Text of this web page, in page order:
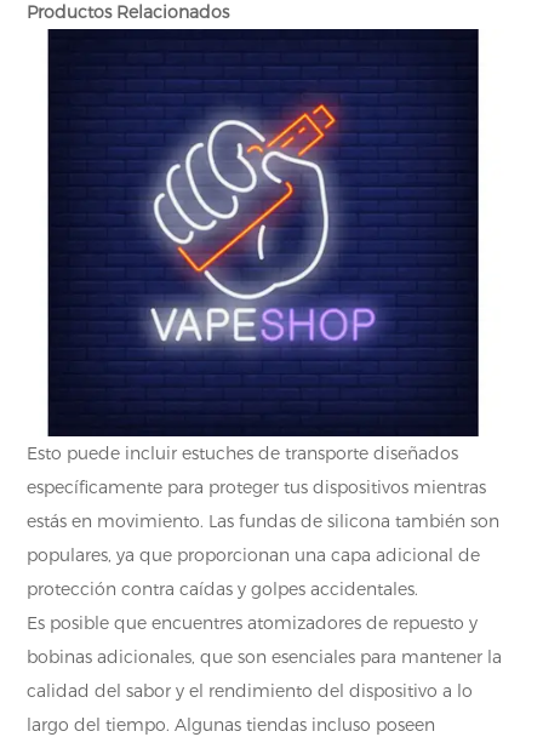
Productos Relacionados
Esto puede incluir estuches de transporte diseñados
específicamente para proteger tus dispositivos mientras
estás en movimiento. Las fundas de silicona también son
populares, ya que proporcionan una capa adicional de
protección contra caídas y golpes accidentales.
Es posible que encuentres atomizadores de repuesto y
bobinas adicionales, que son esenciales para mantener la
calidad del sabor y el rendimiento del dispositivo a lo
largo del tiempo. Algunas tiendas incluso poseen